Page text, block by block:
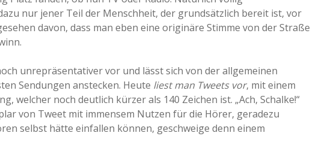
nur jener Teil der Menschheit, der grundsätzlich bereit ist, vor
davon, dass man eben eine originäre Stimme von der Straße
unrepräsentativer vor und lässt sich von der allgemeinen
Sendungen anstecken. Heute liest man Tweets vor, mit einem
welcher noch deutlich kürzer als 140 Zeichen ist. „Ach, Schalke!“
von Tweet mit immensem Nutzen für die Hörer, geradezu
selbst hätte einfallen können, geschweige denn einem